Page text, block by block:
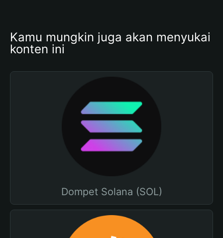
Kamu mungkin juga akan menyukai
konten ini
Dompet Solana (SOL)